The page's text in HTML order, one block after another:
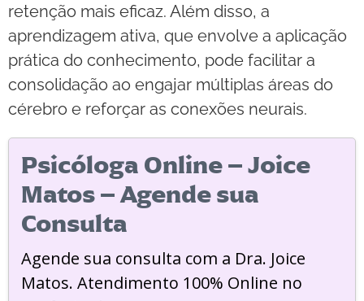
retenção mais eficaz. Além disso, a
aprendizagem ativa, que envolve a aplicação
prática do conhecimento, pode facilitar a
consolidação ao engajar múltiplas áreas do
cérebro e reforçar as conexões neurais.
Psicóloga Online – Joice
Matos – Agende sua
Consulta
Agende sua consulta com a Dra. Joice
Matos. Atendimento 100% Online no